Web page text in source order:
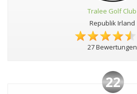
Tralee Golf Club
Republik Irland
27 Bewertungen
22